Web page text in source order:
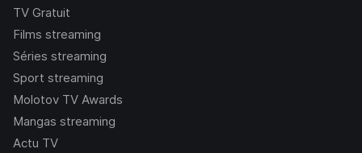
TV Gratuit
Films streaming
Séries streaming
Sport streaming
Molotov TV Awards
Mangas streaming
Actu TV